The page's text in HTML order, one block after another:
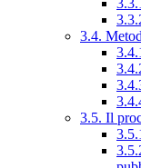
3.4.
3.5. Il